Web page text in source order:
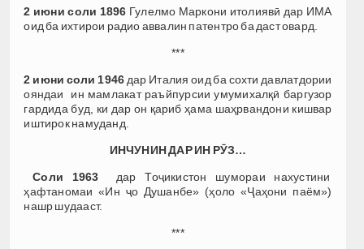
2 июни соли 1896 Гулелмо Маркони итолиявӣ дар ИМА
оид ба ихтирои радио аввалин патентро ба даст овард.
***
2 июни соли 1946 дар Италия оид ба сохти давлатдории
ояндаи ин мамлакат раъйпурсии умумихалқӣ баргузор
гардида буд, ки дар он қариб ҳама шаҳрвандони кишвар
иштирок намуданд.
ИНЧУНИН ДАР ИН РӮЗ…
Соли 1963 дар Тоҷикистон шумораи нахустини
ҳафтаномаи «Ин ҷо Душанбе» (ҳоло «Ҷаҳони паём»)
нашр шудааст.
***